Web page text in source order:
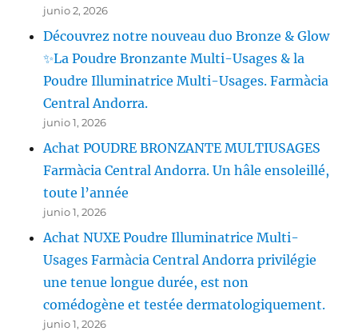
junio 2, 2026
Découvrez notre nouveau duo Bronze & Glow
✨La Poudre Bronzante Multi-Usages & la
Poudre Illuminatrice Multi-Usages. Farmàcia
Central Andorra.
junio 1, 2026
Achat POUDRE BRONZANTE MULTIUSAGES
Farmàcia Central Andorra. Un hâle ensoleillé,
toute l’année
junio 1, 2026
Achat NUXE Poudre Illuminatrice Multi-
Usages Farmàcia Central Andorra privilégie
une tenue longue durée, est non
comédogène et testée dermatologiquement.
junio 1, 2026